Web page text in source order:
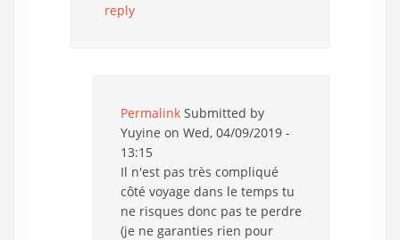
reply
Permalink Submitted by
Yuyine on Wed, 04/09/2019 -
13:15
Il n'est pas très compliqué
côté voyage dans le temps tu
ne risques donc pas te perdre
(je ne garanties rien pour